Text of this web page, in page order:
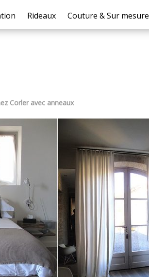
Rideaux Couture & Sur mesure
Corler avec anneaux